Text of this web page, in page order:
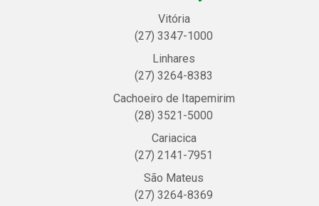
Vitória
(27) 3347-1000
Linhares
(27) 3264-8383
Cachoeiro de Itapemirim
(28) 3521-5000
Cariacica
(27) 2141-7951
São Mateus
(27) 3264-8369